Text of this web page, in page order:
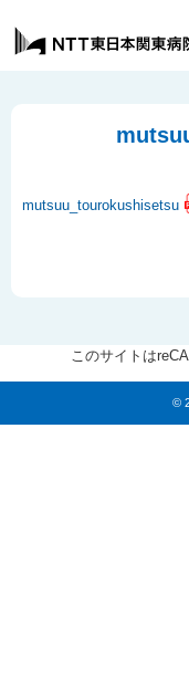
mutsuu_tourokushisetsu
このサイトは
©